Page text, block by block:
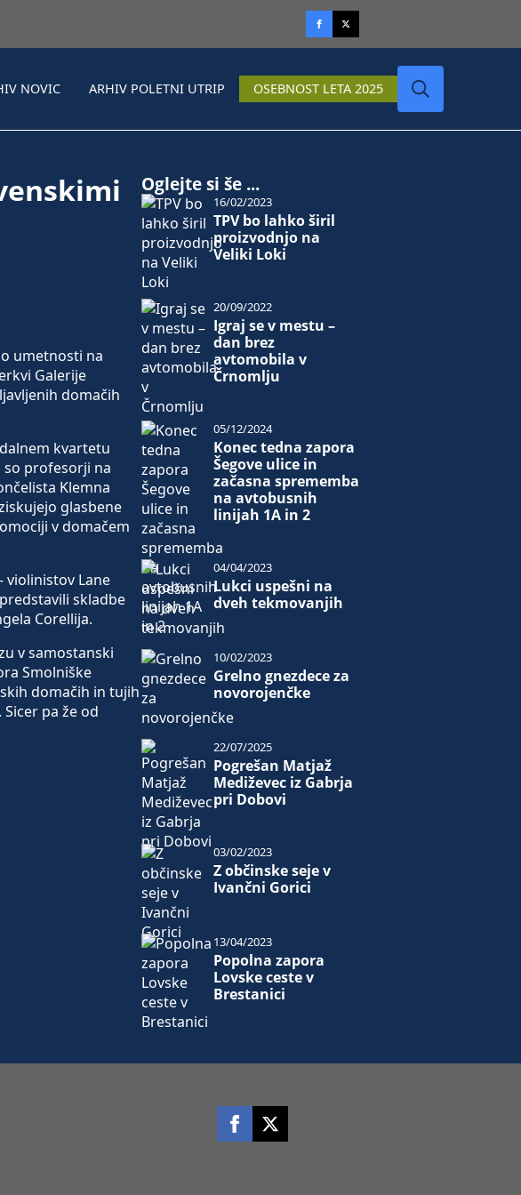
NOVIC ARHIV POLETNI UTRIP OSEBNOST LETA 2025
umetnosti na
Galerije
domačih
kvartetu
so profesorji na
Klemna
glasbene
v domačem
Lane
skladbe
Corellija.
v samostanski
Smolniške
domačih in tujih
pa že od
Oglejte si še ...
TPV bo lahko širil
proizvodnjo na
Veliki Loki
16/02/2023
Igraj se v mestu –
dan brez
avtomobila v
Črnomlju
20/09/2022
Konec tedna zapora
Šegove ulice in
začasna sprememba
na avtobusnih
linijah 1A in 2
05/12/2024
Lukci uspešni na
dveh tekmovanjih
04/04/2023
Grelno gnezdece za
novorojenčke
10/02/2023
Pogrešan Matjaž
Mediževec iz Gabrja
pri Dobovi
22/07/2025
Z občinske seje v
Ivančni Gorici
03/02/2023
Popolna zapora
Lovske ceste v
Brestanici
13/04/2023